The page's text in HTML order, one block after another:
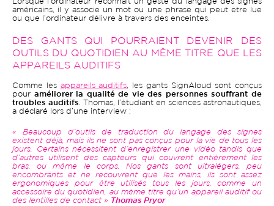
Lorsque l’ordinateur reconnait un geste du langage des signes
américains, il y associe un mot ou une phrase qui peut être lue
ou que l’ordinateur délivre à travers des enceintes.
DES GANTS QUI POURRAIENT DEVENIR DES
OUTILS DU QUOTIDIEN AU MÊME TITRE QUE LES
APPAREILS AUDITIFS
Comme les appareils auditifs, les gants SignAloud sont conçus
pour améliorer la qualité de vie des personnes souffrant de
troubles auditifs. Thomas, l’étudiant en sciences astronautiques,
a déclaré lors d’une interview :
« Beaucoup d’outils de traduction du langage des signes
existent déjà, mais ils ne sont pas conçus pour la vie de tous les
jours. Certains nécessitent d’enregistrer une vidéo tandis que
d’autres utilisent des capteurs qui couvrent entièrement les
bras, ou même le corps. Nos gants sont ultralégers, peu
encombrants et ne recouvrent que les mains, ils sont assez
ergonomiques pour être utilisés tous les jours, comme un
accessoire du quotidien, au même titre qu’un appareil auditif ou
des lentilles de contact » Thomas Pryor